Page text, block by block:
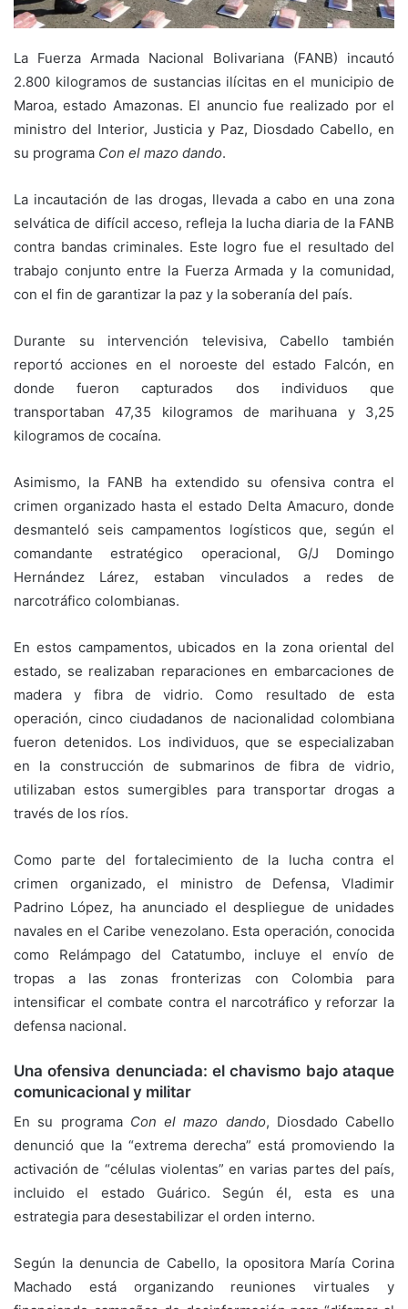
La Fuerza Armada Nacional Bolivariana (FANB) incautó
2.800 kilogramos de sustancias ilícitas en el municipio de
Maroa, estado Amazonas. El anuncio fue realizado por el
ministro del Interior, Justicia y Paz, Diosdado Cabello, en
su programa Con el mazo dando.
La incautación de las drogas, llevada a cabo en una zona
selvática de difícil acceso, refleja la lucha diaria de la FANB
contra bandas criminales. Este logro fue el resultado del
trabajo conjunto entre la Fuerza Armada y la comunidad,
con el fin de garantizar la paz y la soberanía del país.
Durante su intervención televisiva, Cabello también
reportó acciones en el noroeste del estado Falcón, en
donde fueron capturados dos individuos que
transportaban 47,35 kilogramos de marihuana y 3,25
kilogramos de cocaína.
Asimismo, la FANB ha extendido su ofensiva contra el
crimen organizado hasta el estado Delta Amacuro, donde
desmanteló seis campamentos logísticos que, según el
comandante estratégico operacional, G/J Domingo
Hernández Lárez, estaban vinculados a redes de
narcotráfico colombianas.
En estos campamentos, ubicados en la zona oriental del
estado, se realizaban reparaciones en embarcaciones de
madera y fibra de vidrio. Como resultado de esta
operación, cinco ciudadanos de nacionalidad colombiana
fueron detenidos. Los individuos, que se especializaban
en la construcción de submarinos de fibra de vidrio,
utilizaban estos sumergibles para transportar drogas a
través de los ríos.
Como parte del fortalecimiento de la lucha contra el
crimen organizado, el ministro de Defensa, Vladimir
Padrino López, ha anunciado el despliegue de unidades
navales en el Caribe venezolano. Esta operación, conocida
como Relámpago del Catatumbo, incluye el envío de
tropas a las zonas fronterizas con Colombia para
intensificar el combate contra el narcotráfico y reforzar la
defensa nacional.
Una ofensiva denunciada: el chavismo bajo ataque
comunicacional y militar
En su programa Con el mazo dando, Diosdado Cabello
denunció que la “extrema derecha” está promoviendo la
activación de “células violentas” en varias partes del país,
incluido el estado Guárico. Según él, esta es una
estrategia para desestabilizar el orden interno.
Según la denuncia de Cabello, la opositora María Corina
Machado está organizando reuniones virtuales y